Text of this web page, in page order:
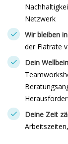
Netzwerk
Wir bleiben
der Flatrate
Dein
Deine Zeit